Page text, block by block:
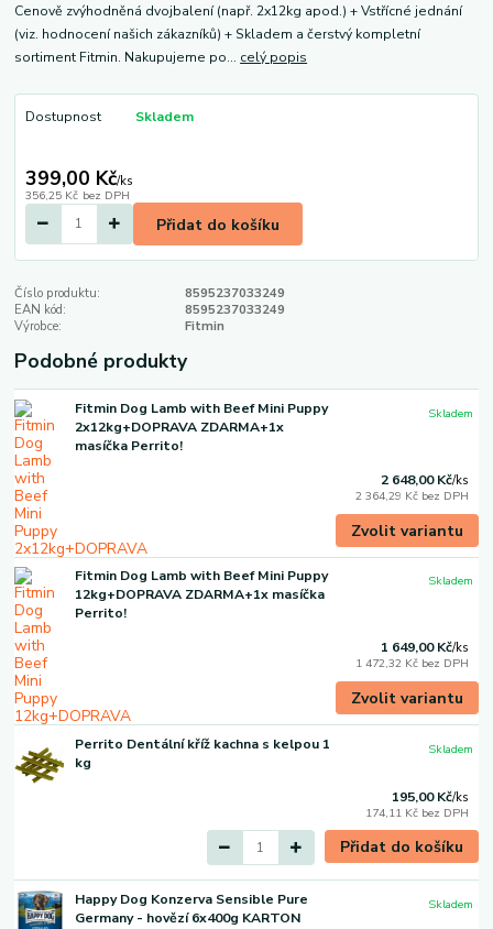
Cenově zvýhodněná dvojbalení (např. 2x12kg apod.) + Vstřícné jednání
(viz. hodnocení našich zákazníků) + Skladem a čerstvý kompletní
sortiment Fitmin. Nakupujeme po... celý popis
Dostupnost Skladem
399,00 Kč/ks
356,25 Kč bez DPH
Přidat do košíku
Číslo produktu:
8595237033249
EAN kód:
8595237033249
Výrobce:
Fitmin
Podobné produkty
Fitmin Dog Lamb with Beef Mini Puppy
2x12kg+DOPRAVA ZDARMA+1x
masíčka Perrito!
2 648,00 Kč/ks
2 364,29 Kč bez DPH
Skladem
Zvolit variantu
Fitmin Dog Lamb with Beef Mini Puppy
12kg+DOPRAVA ZDARMA+1x masíčka
Perrito!
1 649,00 Kč/ks
1 472,32 Kč bez DPH
Skladem
Zvolit variantu
Perrito Dentální kříž kachna s kelpou 1
kg
195,00 Kč/ks
174,11 Kč bez DPH
Skladem
Přidat do košíku
Happy Dog Konzerva Sensible Pure
Germany - hovězí 6x400g KARTON
Skladem